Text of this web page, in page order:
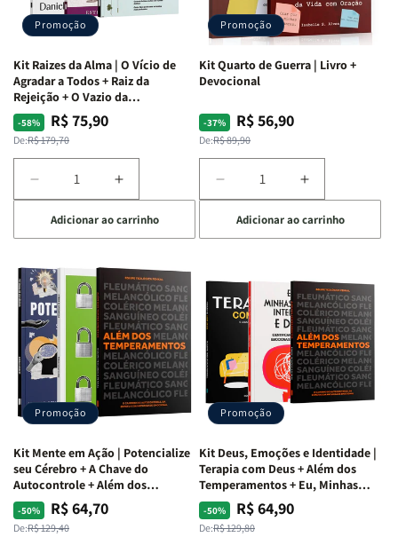
Promoção
Kit Raizes da Alma | O Vício de
Agradar a Todos + Raiz da
Rejeição + O Vazio da
Insatisfação.
-58%
Preço
normal
De:R$ 179,70
Preço
promocional
R$ 75,90
Diminuir
a
quantidade
de
Raizes
da
Alma
|
O
Vício
Agradar
a
Todos
+
Raiz
da
Rejeição
Aumentar
a
quantidade
de
Raizes
da
Alma
|
O
Vício
de
Agradar
Todos
+
Raiz
Adicionar ao carrinho
Promoção
Kit Quarto de Guerra | Livro +
Devocional
-37%
Preço
normal
De:R$ 89,90
Preço
promocional
R$ 56,90
Diminuir
a
quantidade
de
Quarto
de
Guerra
Livro
+
Devocional
Aumentar
a
quantidade
de
Quarto
de
Guerra
|
Livro
+
Devocional
Adicionar ao carrinho
Promoção
Kit Mente em Ação | Potencialize
seu Cérebro + A Chave do
Autocontrole + Além dos
Temperamentos
-50%
Preço
normal
De:R$ 129,40
Preço
promocional
R$ 64,70
Promoção
Kit Deus, Emoções e Identidade |
Terapia com Deus + Além dos
Temperamentos + Eu, Minhas
Feridas e Deus
-50%
Preço
normal
De:R$ 129,80
Preço
promocional
R$ 64,90